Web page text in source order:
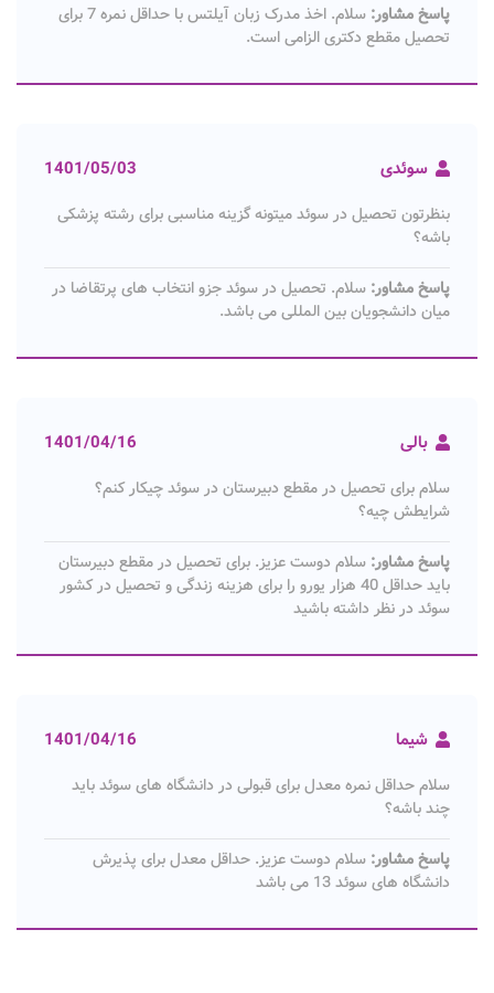
پاسخ مشاور:
سلام. اخذ مدرک زبان آیلتس با حداقل نمره 7 برای
تحصیل مقطع دکتری الزامی است.
سوئدی 1401/05/03
بنظرتون تحصیل در سوئد میتونه گزینه مناسبی برای رشته پزشکی
باشه؟
پاسخ مشاور: سلام. تحصیل در سوئد جزو انتخاب های پرتقاضا در
میان دانشجویان بین المللی می باشد.
بالی 1401/04/16
سلام برای تحصیل در مقطع دبیرستان در سوئد چیکار کنم؟
شرایطش چیه؟
پاسخ مشاور: سلام دوست عزیز. برای تحصیل در مقطع دبیرستان
باید حداقل 40 هزار یورو را برای هزینه زندگی و تحصیل در کشور
سوئد در نظر داشته باشید
شیما 1401/04/16
سلام حداقل نمره معدل برای قبولی در دانشگاه های سوئد باید
چند باشه؟
پاسخ مشاور: سلام دوست عزیز. حداقل معدل برای پذیرش
دانشگاه های سوئد 13 می باشد